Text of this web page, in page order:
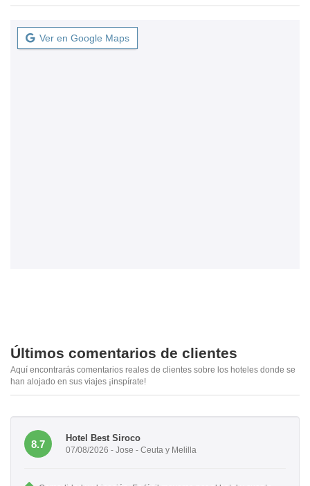
Ver en Google Maps
Últimos comentarios de clientes
Aquí encontrarás comentarios reales de clientes sobre los hoteles donde se
han alojado en sus viajes ¡inspírate!
8.7
Hotel Best Siroco
07/08/2026 - Jose - Ceuta y Melilla